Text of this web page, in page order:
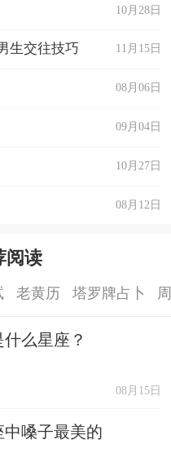
10月28日
11月15日
生交往技巧
08月06日
09月04日
10月27日
08月12日
阅读
老黄历 塔罗牌占卜
么星座？
08月15日
中嗓子最美的